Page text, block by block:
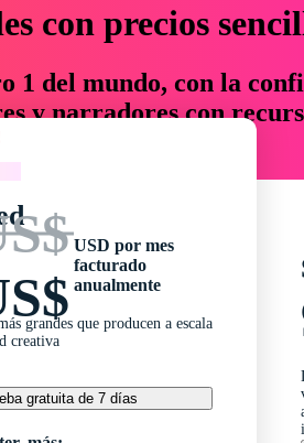
con precios
1 del mundo, con la
y narradores con
y presupuesto.
USD por mes
facturado
anualmente
grandes que producen a escala
creativa
gratuita de 7 días